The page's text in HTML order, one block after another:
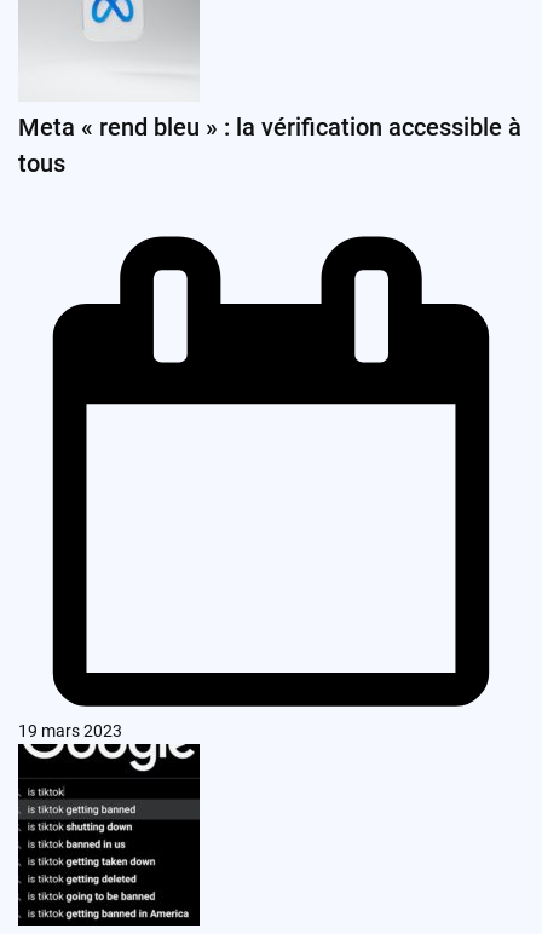
Meta « rend bleu » : la vérification accessible à
tous
19 mars 2023